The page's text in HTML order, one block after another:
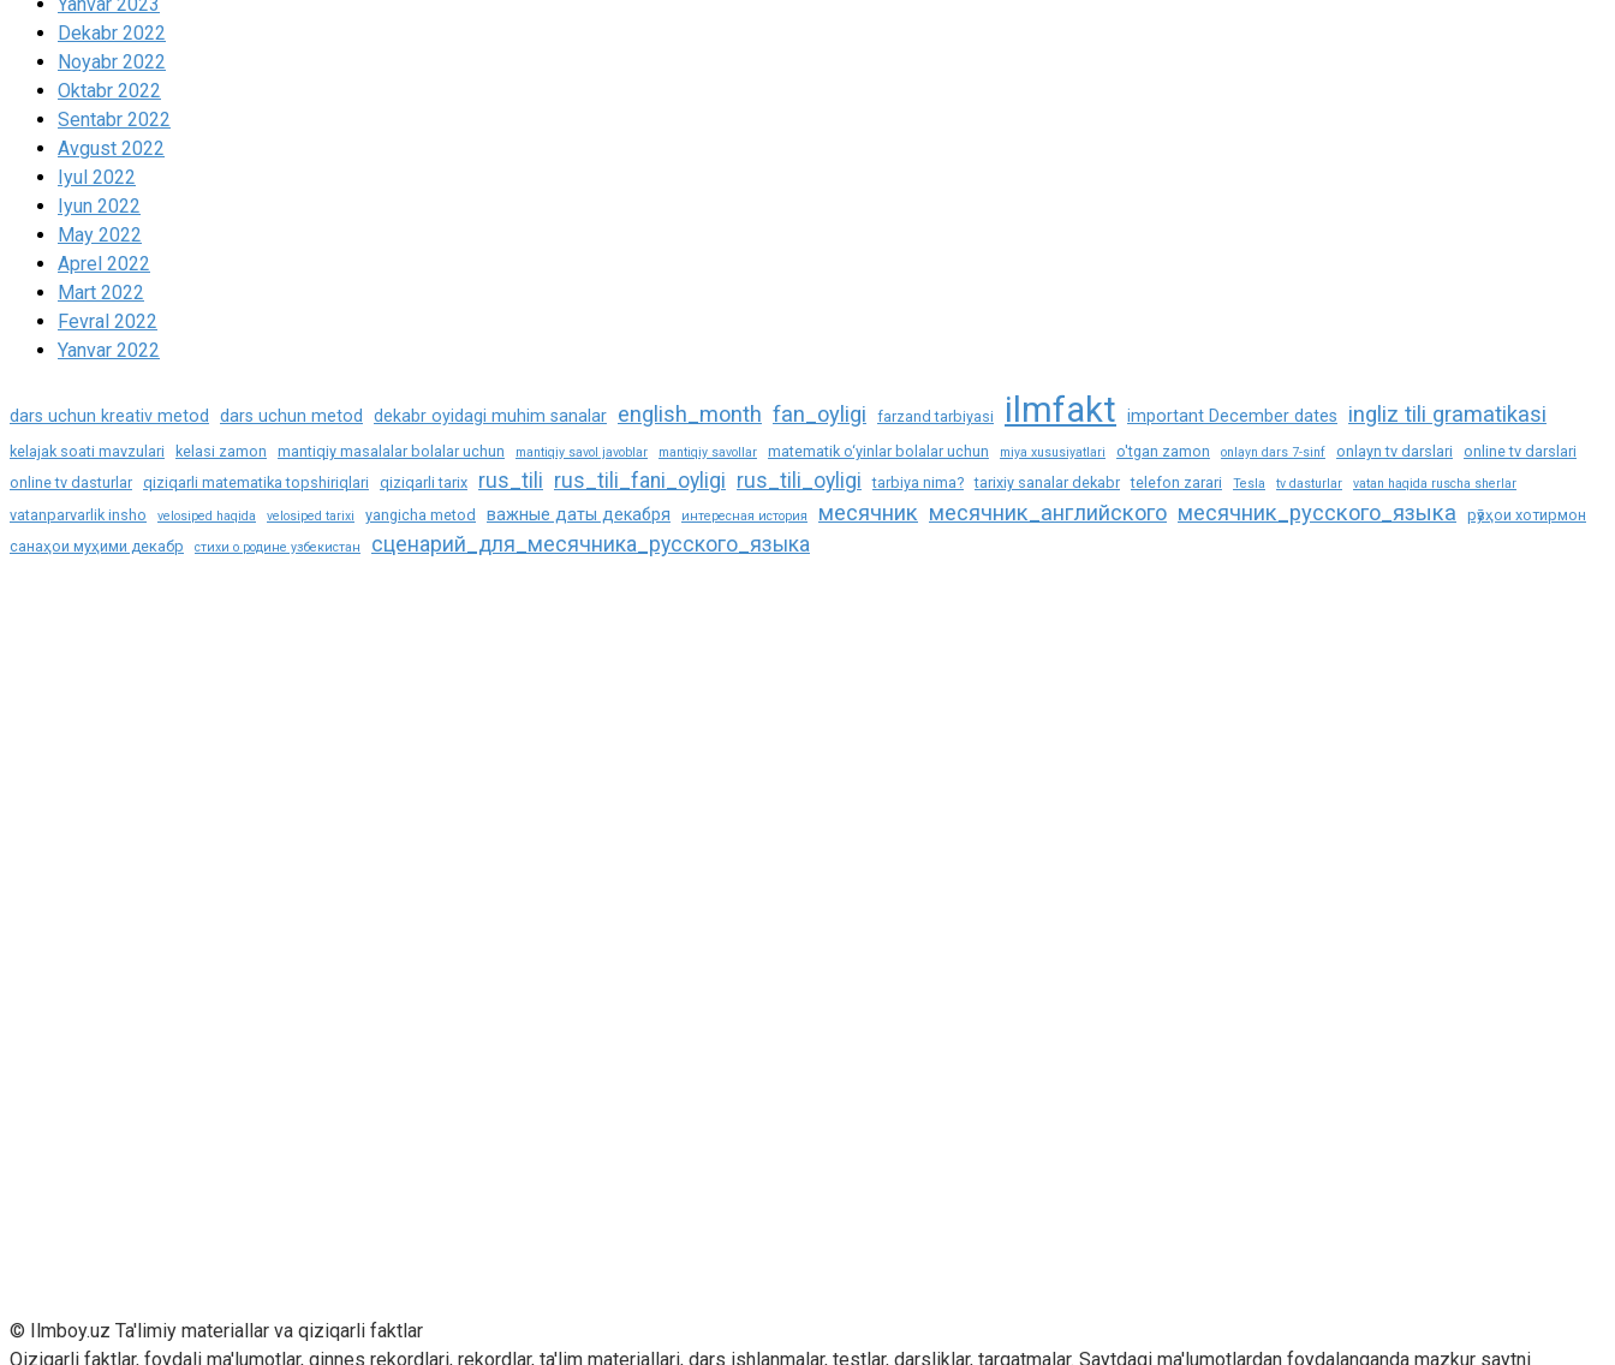
Dekabr 2022
Noyabr 2022
Oktabr 2022
Sentabr 2022
Avgust 2022
Iyul 2022
Iyun 2022
May 2022
Aprel 2022
Mart 2022
Fevral 2022
Yanvar 2022
dars uchun kreativ metod dars uchun metod dekabr oyidagi muhim sanalar english_month fan_oyligi farzand tarbiyasi ilmfakt important December dates ingliz tili gramatikasi
kelajak soati mavzulari kelasi zamon mantiqiy masalalar bolalar uchun mantiqiy savol javoblar mantiqiy savollar matematik o‘yinlar bolalar uchun miya xususiyatlari o'tgan zamon onlayn dars 7-sinf onlayn tv darslari
online tv darslari
online tv dasturlar qiziqarli matematika topshiriqlari qiziqarli tarix rus_tili rus_tili_fani_oyligi rus_tili_oyligi tarbiya nima? tarixiy sanalar dekabr telefon zarari Tesla tv dasturlar vatan haqida ruscha sherlar
vatanparvarlik insho velosiped haqida velosiped tarixi yangicha metod важные даты декабря интересная история месячник месячник_английского месячник_русского_языка
рӯзҳои хотирмон
санаҳои муҳими декабр
стихи о родине узбекистан сценарий_для_месячника_русского_языка
© Ilmboy.uz Ta'limiy materiallar va qiziqarli faktlar
Qiziqarli faktlar, foydali ma'lumotlar, ginnes rekordlari, rekordlar, ta'lim materiallari, dars ishlanmalar, testlar, darsliklar, tarqatmalar. Saytdagi ma'lumotlardan foydalanganda mazkur saytni